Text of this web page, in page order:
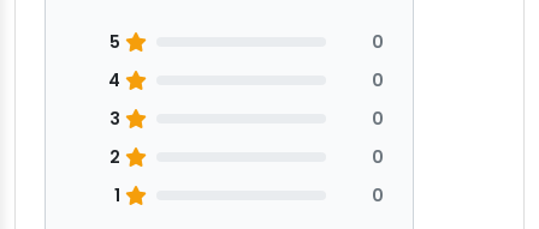
5
0
4
0
3
0
2
0
1
0